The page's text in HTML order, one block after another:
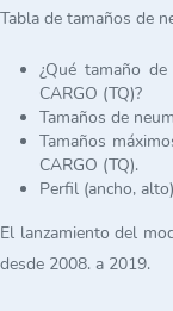
Tabla de tamaños de
¿Qué tamaño
CARGO (TQ)?
Tamaños de
Tamaños
CARGO (TQ).
Perfil (ancho,
El lanzamiento del
desde 2008. a 2019.